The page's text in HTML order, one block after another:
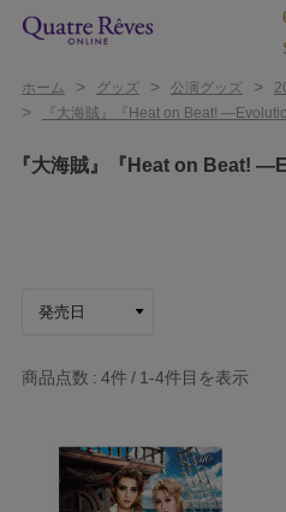
ホーム > グッズ > 公演グッズ >
> 『大海賊』『Heat on Beat!
『大海賊』『Heat on Beat!
商品点数 4件 1-4件目を表示